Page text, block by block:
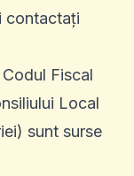
contactați
Fiscal
Local
sunt surse